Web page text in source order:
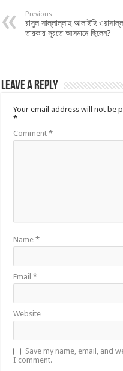
Previous
রাসুল সাল্লাল্লাহু আলাইহি
তারকার সূরতে আসমানে ছিলেন?
Leave a Reply
Your email address will not be
*
Comment*
Name*
Email*
Website
Save my name, email, and
I comment.